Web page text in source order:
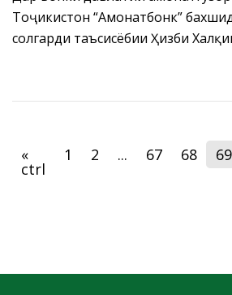
Тоҷикистон “Амонатбонк”
солгарди таъсисёбии Ҳизби
«
ctrl
1 2 ... 67 68 69